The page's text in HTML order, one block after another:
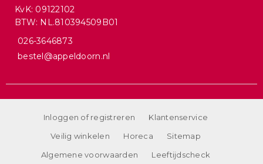
KvK: 09122102
BTW: NL.810394509B01
026-3646873
bestel@appeldoorn.nl
Inloggen of registreren
Klantenservice
Veilig winkelen
Horeca
Sitemap
Algemene voorwaarden
Leeftijdscheck